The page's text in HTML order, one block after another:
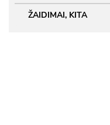
ŽAIDIMAI, KITA